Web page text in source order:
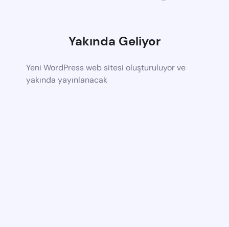
Yakında Geliyor
Yeni WordPress web sitesi oluşturuluyor ve
yakında yayınlanacak